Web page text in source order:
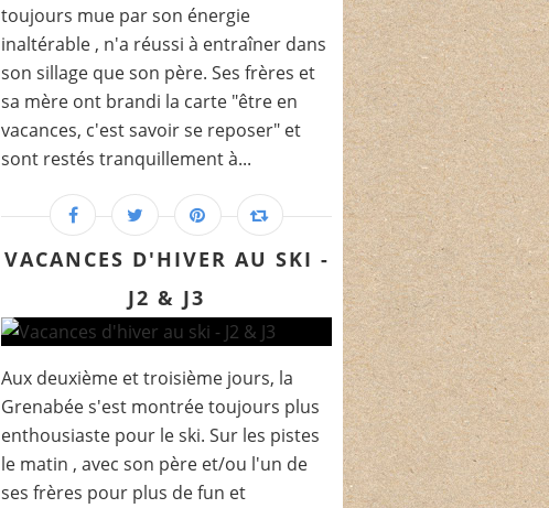
toujours mue par son énergie
inaltérable , n'a réussi à entraîner dans
son sillage que son père. Ses frères et
sa mère ont brandi la carte "être en
vacances, c'est savoir se reposer" et
sont restés tranquillement à...
VACANCES D'HIVER AU SKI -
J2 & J3
Aux deuxième et troisième jours, la
Grenabée s'est montrée toujours plus
enthousiaste pour le ski. Sur les pistes
le matin , avec son père et/ou l'un de
ses frères pour plus de fun et